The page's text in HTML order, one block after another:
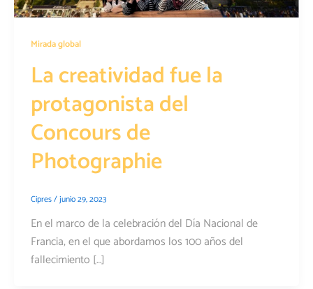
Mirada global
La creatividad fue la
protagonista del
Concours de
Photographie
Cipres/junio 29, 2023
En el marco de la celebración del Día Nacional de
Francia, en el que abordamos los 100 años del
fallecimiento […]